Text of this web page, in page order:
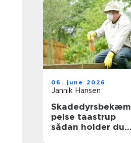
06. june 2026
Jannik Hansen
Skadedyrsbekæm
pelse taastrup
sådan holder du